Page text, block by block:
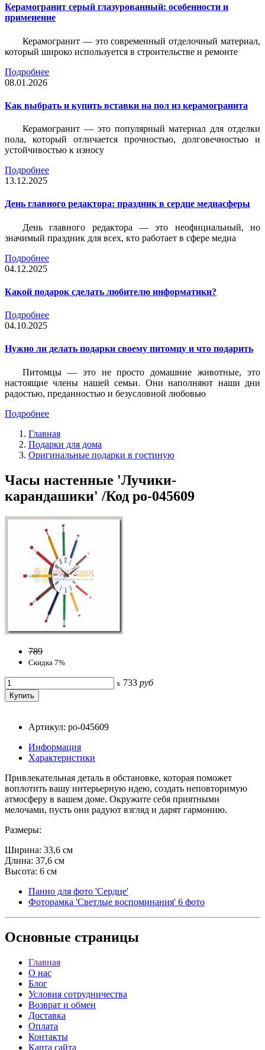
Керамогранит серый глазурованный: особенности и
применение
Керамогранит — это современный отделочный материал,
который широко используется в строительстве и ремонте
Подробнее
08.01.2026
Как выбрать и купить вставки на пол из керамогранита
Керамогранит — это популярный материал для отделки
пола, который отличается прочностью, долговечностью и
устойчивостью к износу
Подробнее
13.12.2025
День главного редактора: праздник в сердце медиасферы
День главного редактора — это неофициальный, но
значимый праздник для всех, кто работает в сфере медиа
Подробнее
04.12.2025
Какой подарок сделать любителю информатики?
Подробнее
04.10.2025
Нужно ли делать подарки своему питомцу и что подарить
Питомцы — это не просто домашние животные, это
настоящие члены нашей семьи. Они наполняют наши дни
радостью, преданностью и безусловной любовью
Подробнее
Главная
Подарки для дома
Оригинальные подарки в гостиную
Часы настенные 'Лучики-
карандашики' /Код po-045609
789
Скидка 7%
x 733 руб
Артикул: po-045609
Информация
Характеристики
Привлекательная деталь в обстановке, которая поможет
воплотить вашу интерьерную идею, создать неповторимую
атмосферу в вашем доме. Окружите себя приятными
мелочами, пусть они радуют взгляд и дарят гармонию.
Размеры:
Ширина: 33,6 см
Длина: 37,6 см
Высота: 6 см
Панно для фото 'Сердце'
Фоторамка 'Светлые воспоминания' 6 фото
Основные страницы
Главная
О нас
Блог
Условия сотрудничества
Возврат и обмен
Доставка
Оплата
Контакты
Карта сайта